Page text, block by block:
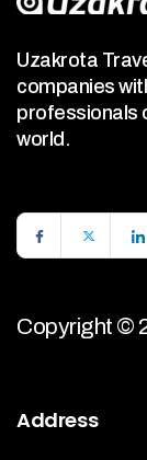
Uzakrota
companies
professionals
world.
Copyright ©
Address